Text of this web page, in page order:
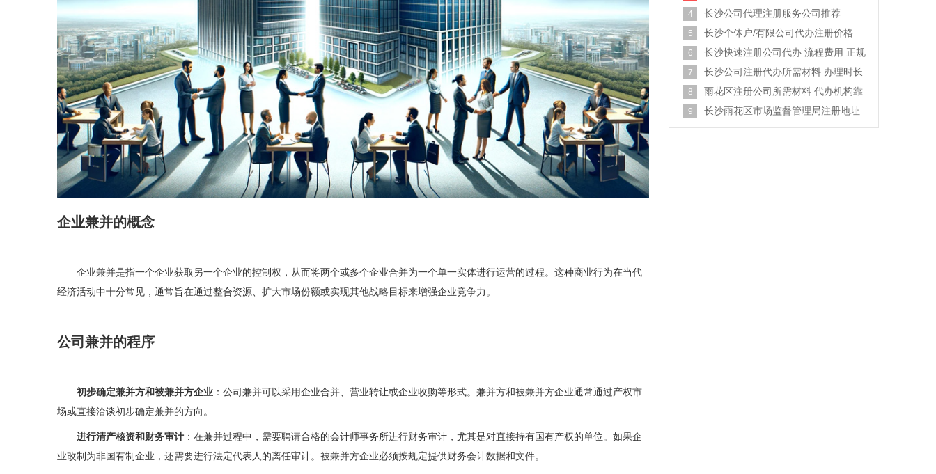
企业兼并的概念
企业兼并是指一个企业获取另一个企业的控制权，从而将两个或多个企业合并为一个单一实体进行运营的过程。这种商业行为在当代
经济活动中十分常见，通常旨在通过整合资源、扩大市场份额或实现其他战略目标来增强企业竞争力。
公司兼并的程序
初步确定兼并方和被兼并方企业 ：公司兼并可以采用企业合并、营业转让或企业收购等形式。兼并方和被兼并方企业通常通过产权市
场或直接洽谈初步确定兼并的方向。
进行清产核资和财务审计 ：在兼并过程中，需要聘请合格的会计师事务所进行财务审计，尤其是对直接持有国有产权的单位。如果企
业改制为非国有制企业，还需要进行法定代表人的离任审计。被兼并方企业必须按规定提供财务会计数据和文件。
长沙公司代理注册服务公司推荐
长沙个体户/有限公司代办注册价格
2026长沙快速注册公司代办 流程费用 正规
机构
长沙公司注册代办所需材料 办理时长
雨花区注册公司所需材料 代办机构靠
谱渠道长沙雨花区市场监督管理局注册地址
要求